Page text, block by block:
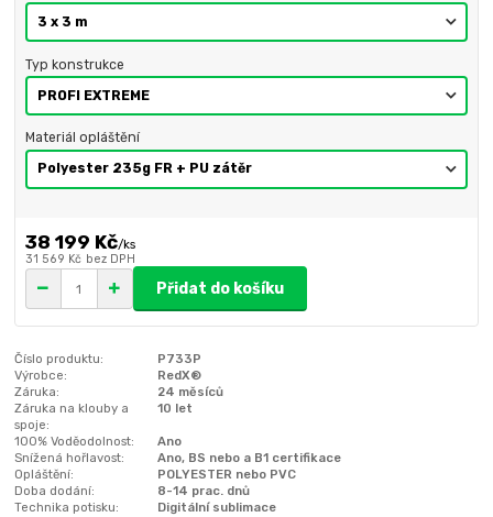
Typ konstrukce
Materiál opláštění
38 199 Kč/ks
31 569 Kč bez DPH
Přidat do košíku
Číslo produktu:
P733P
Výrobce:
RedX®
Záruka:
24 měsíců
Záruka na klouby a
spoje:
10 let
100% Voděodolnost:
Ano
Snížená hořlavost:
Ano, BS nebo a B1 certifikace
Opláštění:
POLYESTER nebo PVC
Doba dodání:
8-14 prac. dnů
Technika potisku:
Digitální sublimace